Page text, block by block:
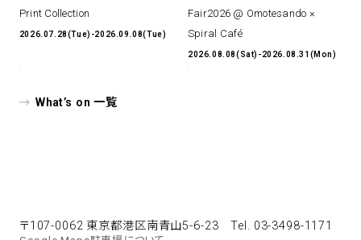
Print Collection
2026.07.28(Tue)-2026.09.08(Tue)
Fair2026 @ Omotesando ×
Spiral Café
2026.08.08(Sat)-2026.08.31(Mon)
What’s on 一覧
〒107-0062 東京都港区南青山5-6-23Tel. 03-3498-1171